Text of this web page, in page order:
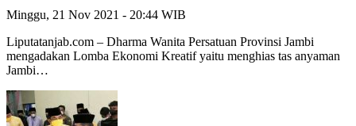
Minggu, 21 Nov 2021 - 20:44 WIB
Liputatanjab.com – Dharma Wanita Persatuan Provinsi Jambi
mengadakan Lomba Ekonomi Kreatif yaitu menghias tas anyaman
Jambi…